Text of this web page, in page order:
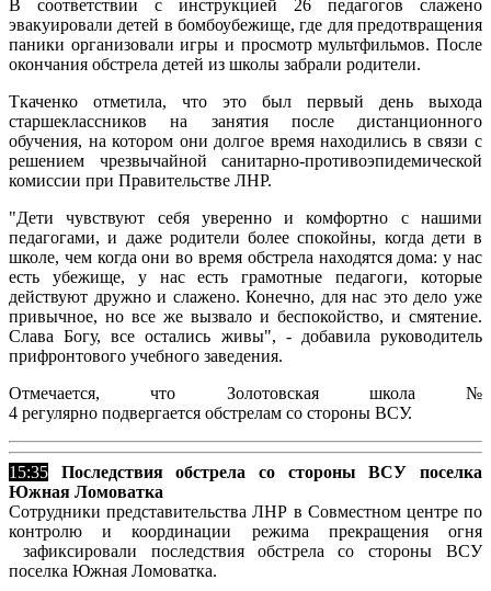
В соответствии с инструкцией 26 педагогов слажено
эвакуировали детей в бомбоубежище, где для предотвращения
паники организовали игры и просмотр мультфильмов. После
окончания обстрела детей из школы забрали родители.
Ткаченко отметила, что это был первый день выхода
старшеклассников на занятия после дистанционного
обучения, на котором они долгое время находились в связи с
решением чрезвычайной санитарно-противоэпидемической
комиссии при Правительстве ЛНР.
"Дети чувствуют себя уверенно и комфортно с нашими
педагогами, и даже родители более спокойны, когда дети в
школе, чем когда они во время обстрела находятся дома: у нас
есть убежище, у нас есть грамотные педагоги, которые
действуют дружно и слажено. Конечно, для нас это дело уже
привычное, но все же вызвало и беспокойство, и смятение.
Слава Богу, все остались живы", - добавила руководитель
прифронтового учебного заведения.
Отмечается, что Золотовская школа №
4 регулярно подвергается обстрелам со стороны ВСУ.
15:35
Последствия обстрела со стороны ВСУ поселка
Южная Ломоватка
Сотрудники представительства ЛНР в Совместном центре по
контролю и координации режима прекращения огня
зафиксировали последствия обстрела со стороны ВСУ
поселка Южная Ломоватка.